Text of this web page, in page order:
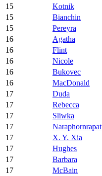
15
Kotnik
15
Bianchin
15
Pereyra
16
Agatha
16
Flint
16
Nicole
16
Bukovec
16
MacDonald
17
Duda
17
Rebecca
17
Sliwka
17
Naraphornrapat
17
X. Y. Xia
17
Hughes
17
Barbara
17
McBain